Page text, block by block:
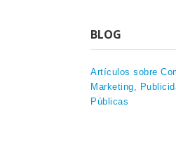
BLOG
Artículos sobre
Marketing,
Públicas